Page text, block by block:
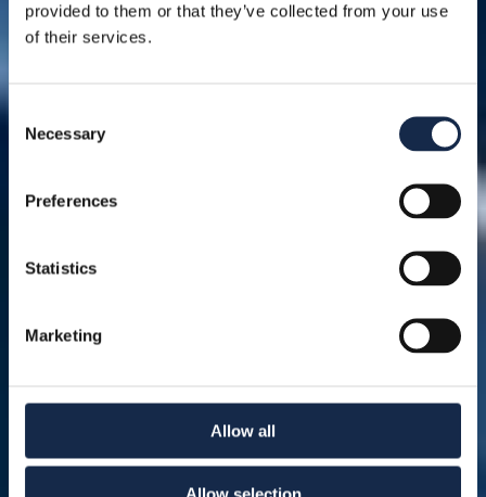
provided to them or that they’ve collected from your use
of their services.
Consent
Selection
Necessary
Preferences
Statistics
Marketing
Allow all